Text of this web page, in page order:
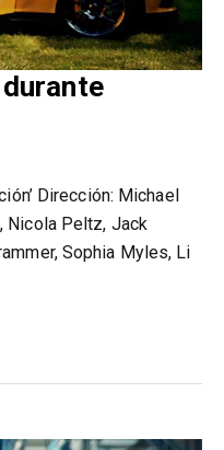
durante
Dirección: Michael
Nicola Peltz, Jack
Sophia Myles, Li